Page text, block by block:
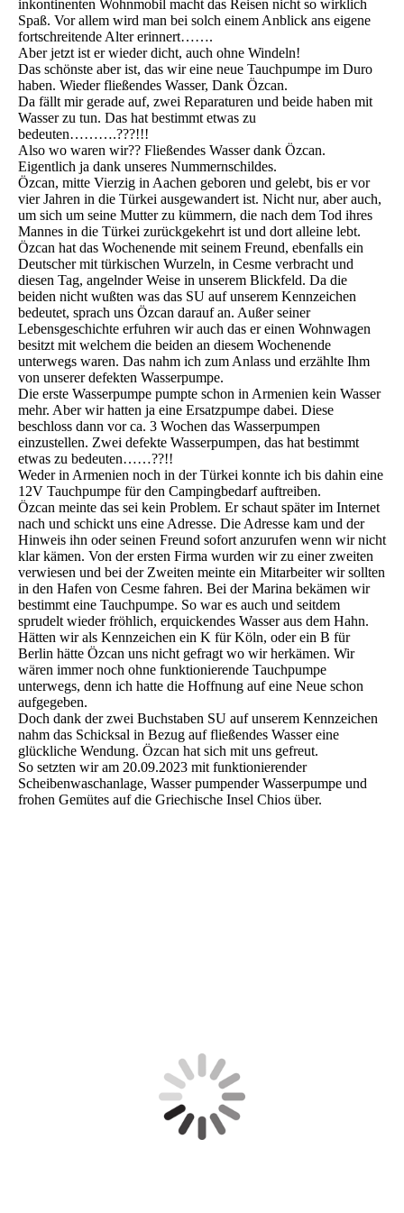
inkontinenten Wohnmobil macht das Reisen nicht so wirklich
Spaß. Vor allem wird man bei solch einem Anblick ans eigene
fortschreitende Alter erinnert…….
Aber jetzt ist er wieder dicht, auch ohne Windeln!
Das schönste aber ist, das wir eine neue Tauchpumpe im Duro
haben. Wieder fließendes Wasser, Dank Özcan.
Da fällt mir gerade auf, zwei Reparaturen und beide haben mit
Wasser zu tun. Das hat bestimmt etwas zu
bedeuten……….???!!!
Also wo waren wir?? Fließendes Wasser dank Özcan.
Eigentlich ja dank unseres Nummernschildes.
Özcan, mitte Vierzig in Aachen geboren und gelebt, bis er vor
vier Jahren in die Türkei ausgewandert ist. Nicht nur, aber auch,
um sich um seine Mutter zu kümmern, die nach dem Tod ihres
Mannes in die Türkei zurückgekehrt ist und dort alleine lebt.
Özcan hat das Wochenende mit seinem Freund, ebenfalls ein
Deutscher mit türkischen Wurzeln, in Cesme verbracht und
diesen Tag, angelnder Weise in unserem Blickfeld. Da die
beiden nicht wußten was das SU auf unserem Kennzeichen
bedeutet, sprach uns Özcan darauf an. Außer seiner
Lebensgeschichte erfuhren wir auch das er einen Wohnwagen
besitzt mit welchem die beiden an diesem Wochenende
unterwegs waren. Das nahm ich zum Anlass und erzählte Ihm
von unserer defekten Wasserpumpe.
Die erste Wasserpumpe pumpte schon in Armenien kein Wasser
mehr. Aber wir hatten ja eine Ersatzpumpe dabei. Diese
beschloss dann vor ca. 3 Wochen das Wasserpumpen
einzustellen. Zwei defekte Wasserpumpen, das hat bestimmt
etwas zu bedeuten……??!!
Weder in Armenien noch in der Türkei konnte ich bis dahin eine
12V Tauchpumpe für den Campingbedarf auftreiben.
Özcan meinte das sei kein Problem. Er schaut später im Internet
nach und schickt uns eine Adresse. Die Adresse kam und der
Hinweis ihn oder seinen Freund sofort anzurufen wenn wir nicht
klar kämen. Von der ersten Firma wurden wir zu einer zweiten
verwiesen und bei der Zweiten meinte ein Mitarbeiter wir sollten
in den Hafen von Cesme fahren. Bei der Marina bekämen wir
bestimmt eine Tauchpumpe. So war es auch und seitdem
sprudelt wieder fröhlich, erquickendes Wasser aus dem Hahn.
Hätten wir als Kennzeichen ein K für Köln, oder ein B für
Berlin hätte Özcan uns nicht gefragt wo wir herkämen. Wir
wären immer noch ohne funktionierende Tauchpumpe
unterwegs, denn ich hatte die Hoffnung auf eine Neue schon
aufgegeben.
Doch dank der zwei Buchstaben SU auf unserem Kennzeichen
nahm das Schicksal in Bezug auf fließendes Wasser eine
glückliche Wendung. Özcan hat sich mit uns gefreut.
So setzten wir am 20.09.2023 mit funktionierender
Scheibenwaschanlage, Wasser pumpender Wasserpumpe und
frohen Gemütes auf die Griechische Insel Chios über.